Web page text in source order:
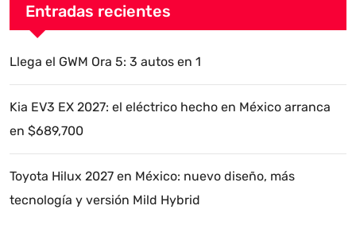
Entradas recientes
Llega el GWM Ora 5: 3 autos en 1
Kia EV3 EX 2027: el eléctrico hecho en México arranca
en $689,700
Toyota Hilux 2027 en México: nuevo diseño, más
tecnología y versión Mild Hybrid